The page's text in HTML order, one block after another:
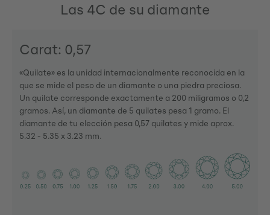
Las 4C de su diamante
Carat: 0,57
«Quilate» es la unidad internacionalmente reconocida en la
que se mide el peso de un diamante o una piedra preciosa.
Un quilate corresponde exactamente a 200 miligramos o 0,2
gramos. Así, un diamante de 5 quilates pesa 1 gramo. El
diamante de tu elección pesa 0,57 quilates y mide aprox.
5.32 - 5.35 x 3.23 mm.